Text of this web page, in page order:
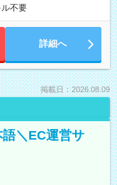
不要
詳細へ
掲載日：2026.08.09
＼EC運営サ